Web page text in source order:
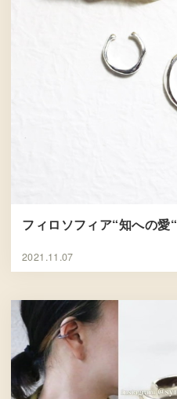
フィロソフィア“知への愛“
2021.11.07